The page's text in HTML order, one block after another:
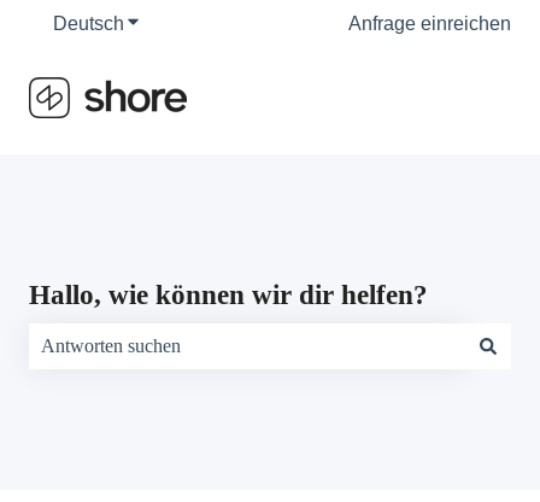
Deutsch Untermenü für Übersetzungen anzeigen
Anfrage einreichen
Hallo, wie können wir dir helfen?